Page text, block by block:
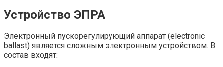
Устройство ЭПРА
Электронный пускорегулирующий аппарат (electronic
ballast) является сложным электронным устройством. В
состав входят: